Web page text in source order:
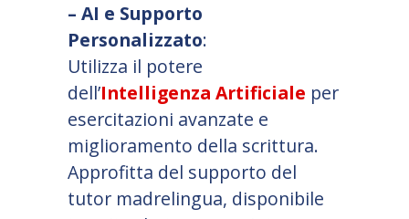
– AI e Supporto
Personalizzato:
Utilizza il potere
dell’Intelligenza Artificiale per
esercitazioni avanzate e
miglioramento della scrittura.
Approfitta del supporto del
tutor madrelingua, disponibile